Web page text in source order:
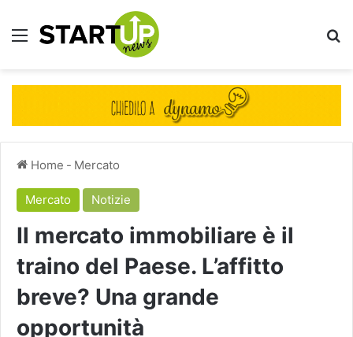
Menu
Home - Mercato
Mercato Notizie
Il mercato immobiliare è il
traino del Paese. L’affitto
breve? Una grande
opportunità